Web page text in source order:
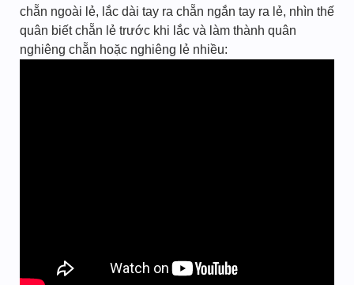
chẵn ngoài lẻ, lắc dài tay ra chẵn ngắn tay ra lẻ, nhìn thế
quân biết chẵn lẻ trước khi lắc và làm thành quân
nghiêng chẵn hoặc nghiêng lẻ nhiều: